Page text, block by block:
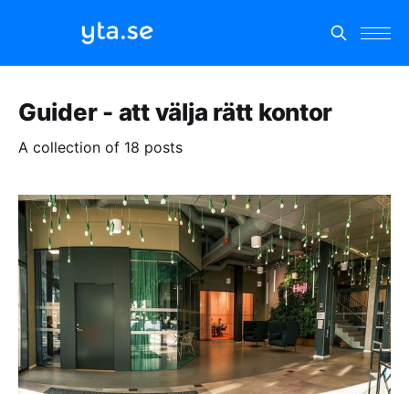
Guider - att välja rätt kontor
A collection of 18 posts